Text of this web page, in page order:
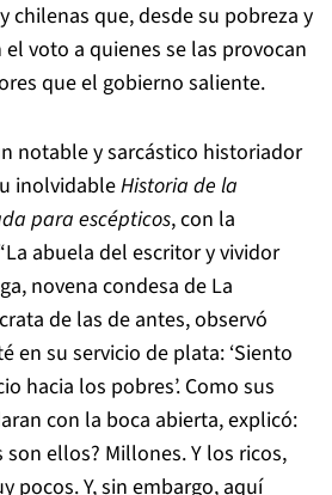
chilenas que, desde su pobreza y
voto a quienes se las provocan
que el gobierno saliente.
notable y sarcástico historiador
inolvidableHistoria de la
para escépticos, con la
abuela del escritor y vividor
novena condesa de La
de las de antes, observó
en su servicio de plata: ‘Siento
hacia los pobres’. Como sus
con la boca abierta, explicó:
son ellos? Millones. Y los ricos,
pocos. Y, sin embargo, aquí